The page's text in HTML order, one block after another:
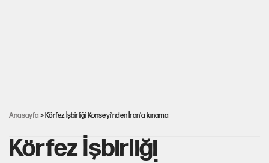
Anasayfa > Körfez İşbirliği Konseyi'nden İran'a kınama
Körfez İşbirliği